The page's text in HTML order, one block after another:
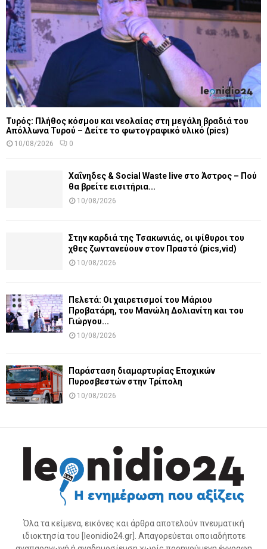
Τυρός: Πλήθος κόσμου και νεολαίας στη μεγάλη βραδιά του
Απόλλωνα Τυρού – Δείτε το φωτογραφικό υλικό (pics)
10/08/2026 0
Χαΐνηδες & Social Waste live στο Άστρος – Πού
θα βρείτε εισιτήρια...
10/08/2026
Στην καρδιά της Τσακωνιάς, οι ψίθυροι του
χθες ζωντανεύουν στον Πραστό (pics,vid)
10/08/2026
Πελετά: Οι χαιρετισμοί του Μάριου
Προβατάρη, του Μανώλη Δολιανίτη και του
Γιώργου...
10/08/2026
Παράσταση διαμαρτυρίας Εποχικών
Πυροσβεστών στην Τρίπολη
10/08/2026
Όλα τα κείμενα, εικόνες και άρθρα αποτελούν πνευματική
ιδιοκτησία του [leonidio24.gr]. Απαγορεύεται οποιαδήποτε